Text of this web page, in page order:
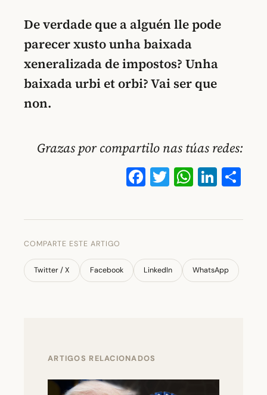
De verdade que a alguén lle pode
parecer xusto unha baixada
xeneralizada de impostos? Unha
baixada urbi et orbi? Vai ser que
non.
Grazas por compartilo nas túas redes:
Facebook
Twitter
COMPARTE ESTE ARTIGO
Twitter / X Facebook LinkedIn WhatsApp
ARTIGOS RELACIONADOS